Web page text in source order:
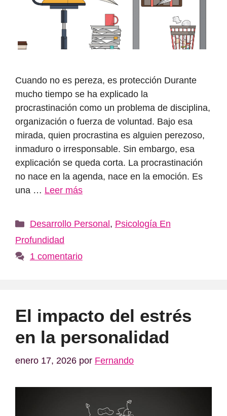
Cuando no es pereza, es protección Durante
mucho tiempo se ha explicado la
procrastinación como un problema de disciplina,
organización o fuerza de voluntad. Bajo esa
mirada, quien procrastina es alguien perezoso,
inmaduro o irresponsable. Sin embargo, esa
explicación se queda corta. La procrastinación
no nace en la agenda, nace en la emoción. Es
una … Leer más
Categorías
Desarrollo Personal , Psicología En
Profundidad
1 comentario
El impacto del estrés
en la personalidad
enero 17, 2026 por Fernando